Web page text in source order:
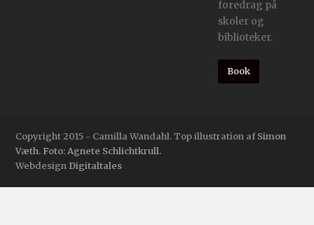
foredrag på
skoler og
biblioteker.
Book
Copyright 2015 - Camilla Wandahl. Top illustration afSimon
Væth. Foto: Agnete Schlichtkrull.
Webdesign Digitaltales